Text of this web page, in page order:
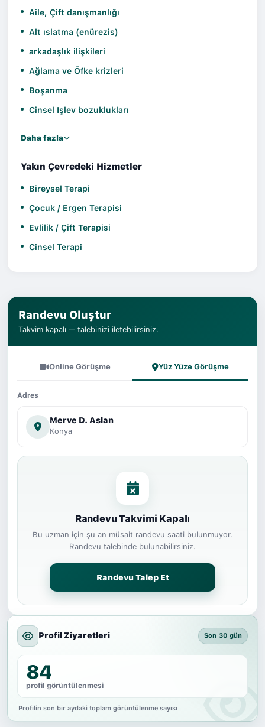
Bozuklukları Okula Uyum Sorunları Anne-Baba
Eğitimi ve Danışmanlığı Çocuklarda Yeme
Problemleri Kronik Erteleme Davranışı Çocuklarda
Öfke Problemi Panik Atak Panik Bozukluğu Sosyal
Uyum Problemleri Stres Agorafobi Travma Sonrası
Yayınlar İyi İnsanlar Ansiklopedisi,2024 (Bölüm
yazarı) Ödüller KTO Karatay Üniversitesi Psikoloji
Randevu al
Aile, Çift danışmanlığı
Alt ıslatma (enürezis)
arkadaşlık ilişkileri
Ağlama ve Öfke krizleri
Boşanma
Cinsel Işlev bozuklukları
Daha fazla
Yakın Çevredeki Hizmetler
Bireysel Terapi
Çocuk / Ergen Terapisi
Evlilik / Çift Terapisi
Cinsel Terapi
Randevu Oluştur
Takvim kapalı — talebinizi iletebilirsiniz.
Online Görüşme Yüz Yüze Görüşme
Adres
Merve D. Aslan
Konya
Randevu Takvimi Kapalı
Bu uzman için şu an müsait randevu saati bulunmuyor.
Randevu talebinde bulunabilirsiniz.
Randevu Talep Et
Profil Ziyaretleri Son 30 gün
84
profil görüntülenmesi
Profilin son bir aydaki toplam görüntülenme sayısı